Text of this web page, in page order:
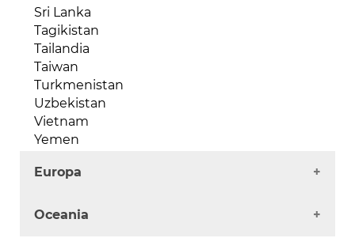
Sudan
Tanzania
Togo
Tunisia
Uganda
Zambia
Zimbabwe
Sri Lanka
Tagikistan
Tailandia
Taiwan
Turkmenistan
Uzbekistan
Vietnam
Yemen
Europa
Andorra
Oceania